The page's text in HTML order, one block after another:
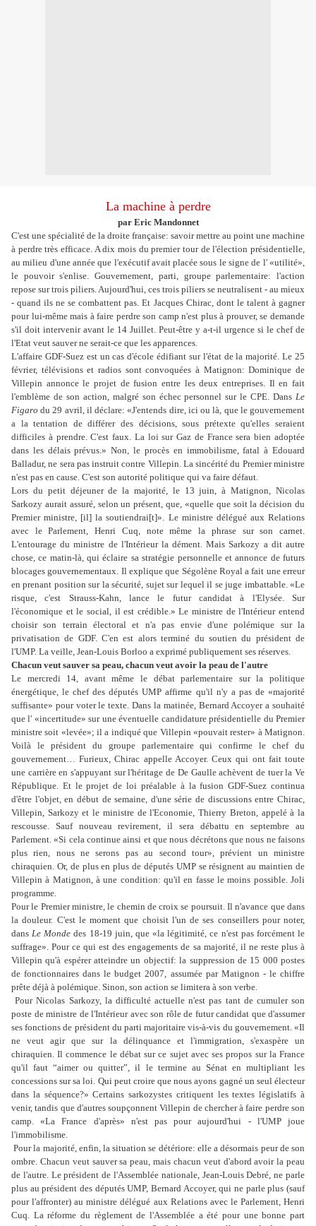
La machine à perdre
par Eric Mandonnet
C'est une spécialité de la droite française: savoir mettre au point une machine
à perdre très efficace. A dix mois du premier tour de l'élection présidentielle,
au milieu d'une année que l'exécutif avait placée sous le signe de l' «utilité»,
le pouvoir s'enlise. Gouvernement, parti, groupe parlementaire: l'action
repose sur trois piliers. Aujourd'hui, ces trois piliers se neutralisent - au mieux
- quand ils ne se combattent pas. Et Jacques Chirac, dont le talent à gagner
pour lui-même mais à faire perdre son camp n'est plus à prouver, se demande
s'il doit intervenir avant le 14 Juillet. Peut-être y a-t-il urgence si le chef de
l'Etat veut sauver ne serait-ce que les apparences.
L'affaire GDF-Suez est un cas d'école édifiant sur l'état de la majorité. Le 25
février, télévisions et radios sont convoquées à Matignon: Dominique de
Villepin annonce le projet de fusion entre les deux entreprises. Il en fait
l'emblème de son action, malgré son échec personnel sur le CPE. Dans Le
Figaro du 29 avril, il déclare: «J'entends dire, ici ou là, que le gouvernement
a la tentation de différer des décisions, sous prétexte qu'elles seraient
difficiles à prendre. C'est faux. La loi sur Gaz de France sera bien adoptée
dans les délais prévus.» Non, le procès en immobilisme, fatal à Edouard
Balladur, ne sera pas instruit contre Villepin. La sincérité du Premier ministre
n'est pas en cause. C'est son autorité politique qui va faire défaut.
Lors du petit déjeuner de la majorité, le 13 juin, à Matignon, Nicolas
Sarkozy aurait assuré, selon un présent, que, «quelle que soit la décision du
Premier ministre, [il] la soutiendrai[t]». Le ministre délégué aux Relations
avec le Parlement, Henri Cuq, note même la phrase sur son carnet.
L'entourage du ministre de l'Intérieur la dément. Mais Sarkozy a dit autre
chose, ce matin-là, qui éclaire sa stratégie personnelle et annonce de futurs
blocages gouvernementaux. Il explique que Ségolène Royal a fait une erreur
en prenant position sur la sécurité, sujet sur lequel il se juge imbattable. «Le
risque, c'est Strauss-Kahn, lance le futur candidat à l'Elysée. Sur
l'économique et le social, il est crédible.» Le ministre de l'Intérieur entend
choisir son terrain électoral et n'a pas envie d'une polémique sur la
privatisation de GDF. C'en est alors terminé du soutien du président de
l'UMP. La veille, Jean-Louis Borloo a exprimé publiquement ses réserves.
Chacun veut sauver sa peau, chacun veut avoir la peau de l'autre
Le mercredi 14, avant même le débat parlementaire sur la politique
énergétique, le chef des députés UMP affirme qu'il n'y a pas de «majorité
suffisante» pour voter le texte. Dans la matinée, Bernard Accoyer a souhaité
que l' «incertitude» sur une éventuelle candidature présidentielle du Premier
ministre soit «levée»; il a indiqué que Villepin «pouvait rester» à Matignon.
Voilà le président du groupe parlementaire qui confirme le chef du
gouvernement… Furieux, Chirac appelle Accoyer. Ceux qui ont fait toute
une carrière en s'appuyant sur l'héritage de De Gaulle achèvent de tuer la Ve
République. Et le projet de loi préalable à la fusion GDF-Suez continua
d'être l'objet, en début de semaine, d'une série de discussions entre Chirac,
Villepin, Sarkozy et le ministre de l'Economie, Thierry Breton, appelé à la
rescousse. Sauf nouveau revirement, il sera débattu en septembre au
Parlement. «Si cela continue ainsi et que nous décrétons que nous ne faisons
plus rien, nous ne serons pas au second tour», prévient un ministre
chiraquien. Or, de plus en plus de députés UMP se résignent au maintien de
Villepin à Matignon, à une condition: qu'il en fasse le moins possible. Joli
programme.
Pour le Premier ministre, le chemin de croix se poursuit. Il n'avance que dans
la douleur. C'est le moment que choisit l'un de ses conseillers pour noter,
dans Le Monde des 18-19 juin, que «la légitimité, ce n'est pas forcément le
suffrage». Pour ce qui est des engagements de sa majorité, il ne reste plus à
Villepin qu'à espérer atteindre un objectif: la suppression de 15 000 postes
de fonctionnaires dans le budget 2007, assumée par Matignon - le chiffre
prête déjà à polémique. Sinon, son action se limitera à son verbe.
Pour Nicolas Sarkozy, la difficulté actuelle n'est pas tant de cumuler son
poste de ministre de l'Intérieur avec son rôle de futur candidat que d'assumer
ses fonctions de président du parti majoritaire vis-à-vis du gouvernement. «Il
ne veut agir que sur la délinquance et l'immigration, s'exaspère un
chiraquien. Il commence le débat sur ce sujet avec ses propos sur la France
qu'il faut “aimer ou quitter”, il le termine au Sénat en multipliant les
concessions sur sa loi. Qui peut croire que nous ayons gagné un seul électeur
dans la séquence?» Certains sarkozystes critiquent les textes législatifs à
venir, tandis que d'autres soupçonnent Villepin de chercher à faire perdre son
camp. «La France d'après» n'est pas pour aujourd'hui - l'UMP joue
l'immobilisme.
Pour la majorité, enfin, la situation se détériore: elle a désormais peur de son
ombre. Chacun veut sauver sa peau, mais chacun veut d'abord avoir la peau
de l'autre. Le président de l'Assemblée nationale, Jean-Louis Debré, ne parle
plus au président des députés UMP, Bernard Accoyer, qui ne parle plus (sauf
pour l'affronter) au ministre délégué aux Relations avec le Parlement, Henri
Cuq. La réforme du règlement de l'Assemblée a été pour une bonne part